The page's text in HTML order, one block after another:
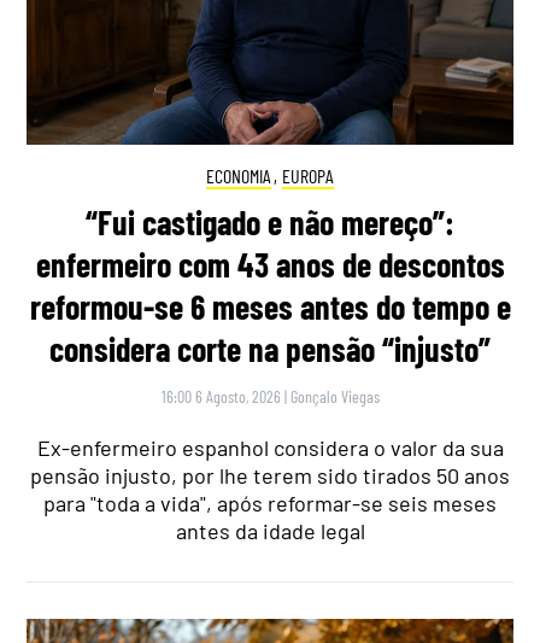
ECONOMIA , EUROPA
“Fui castigado e não mereço”:
enfermeiro com 43 anos de descontos
reformou-se 6 meses antes do tempo e
considera corte na pensão “injusto”
16:00 6 Agosto, 2026 | Gonçalo Viegas
Ex-enfermeiro espanhol considera o valor da sua
pensão injusto, por lhe terem sido tirados 50 anos
para "toda a vida", após reformar-se seis meses
antes da idade legal